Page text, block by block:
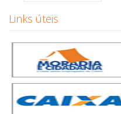
Links úteis